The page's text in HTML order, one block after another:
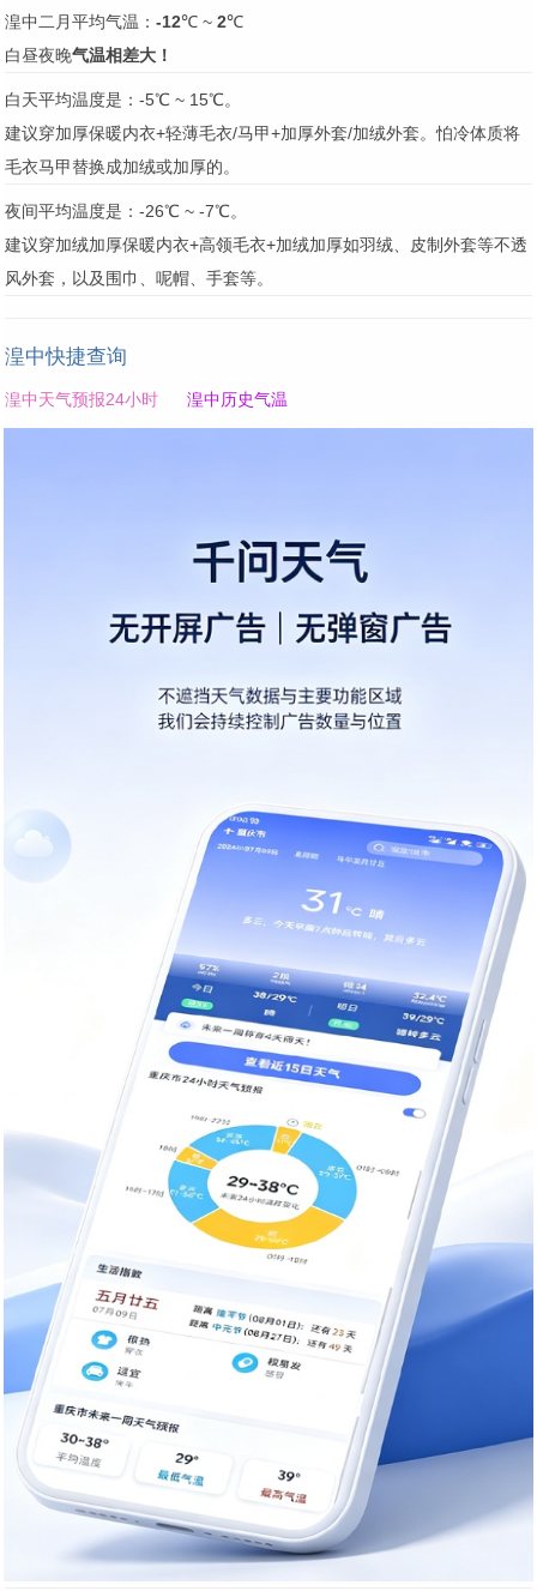
湟中二月平均气温： -12℃ ~ 2℃
白昼夜晚气温相差大！
白天平均温度是：-5℃ ~ 15℃。
建议穿加厚保暖内衣+轻薄毛衣/马甲+加厚外套/加绒外套。怕冷体质将
毛衣马甲替换成加绒或加厚的。
夜间平均温度是：-26℃ ~ -7℃。
建议穿加绒加厚保暖内衣+高领毛衣+加绒加厚如羽绒、皮制外套等不透
风外套，以及围巾、呢帽、手套等。
湟中快捷查询
湟中天气预报24小时 湟中历史气温